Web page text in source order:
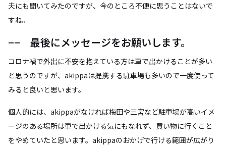
夫にも聞いてみたのですが、今のところ不便に思うことはないで
すね。
−− 最後にメッセージをお願いします。
コロナ禍で外出に不安を抱えている方は車で出かけることが多い
と思うのですが、akippaは提携する駐車場も多いので一度使って
みると良いと思います。
個人的には、akippaがなければ梅田や三宮など駐車場が高いイメ
ージのある場所は車で出かける気にもなれず、買い物に行くこと
をやめていたと思います。akippaのおかげで行ける範囲が広がり